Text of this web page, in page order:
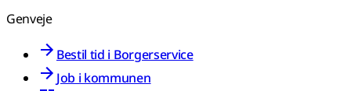
Genveje
Bestil tid i Borgerservice
Job i kommunen